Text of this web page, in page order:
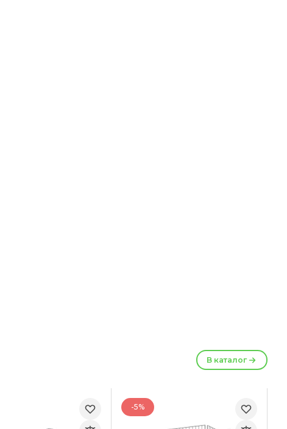
В каталог
-5%